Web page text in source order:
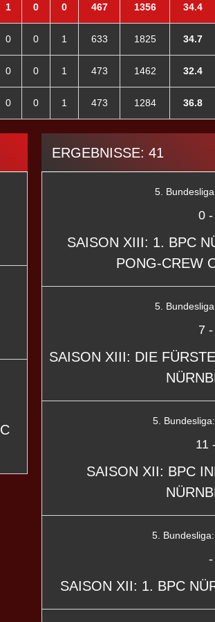
1 0 0 467 1356 34.4
0 0 1 633 1825 34.7
0 0 1 473 1462 32.4
0 0 1 473 1284 36.8
ERGEBNISSE: 41
5.
0 -
SAISON XIII: 1. BPC
PONG-CREW
5.
7 -
SAISON XIII: DIE
5. Bundesliga:
11
SAISON XII: BPC
5. Bundesliga:
-
SAISON XII: 1. BPC